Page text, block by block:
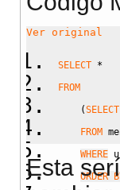
Ver original
SELECT *
FROM
(SELECT
FROM
WHERE
ORDER
Esta